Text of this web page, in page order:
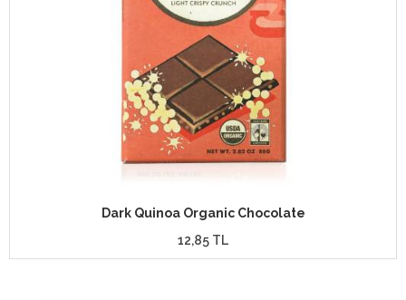
Dark Quinoa Organic Chocolate
12,85 TL